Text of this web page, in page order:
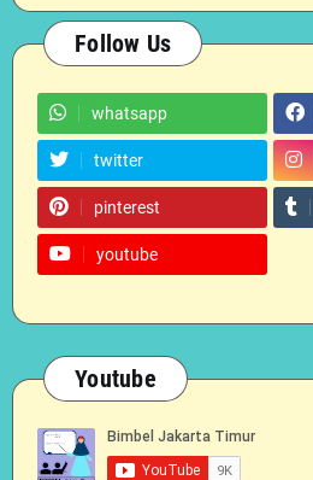
Follow Us
whatsapp
twitter
pinterest
youtube
Youtube